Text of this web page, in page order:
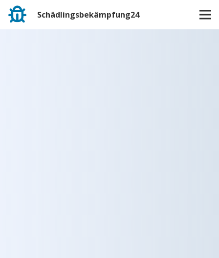
Schädlingsbekämpfung24